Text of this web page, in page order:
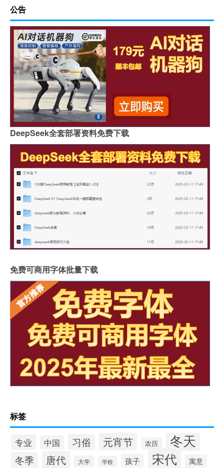
公告
DeepSeek全套部署资料免费下载
免费可商用字体批量下载
标签
专业 中国 习俗 元宵节 农历 冬天
冬季 唐代 大学 学校 孩子 宋代 寓意